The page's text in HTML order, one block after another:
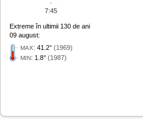
Extreme în ultimii 130 de ani
09 august:
MAX: 41.2° (1969)
MIN: 1.8° (1987)
7:45